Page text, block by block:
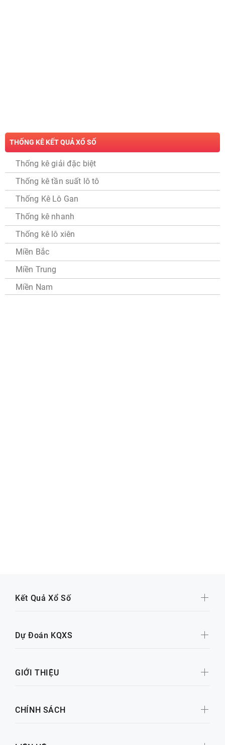
THỐNG KÊ KẾT QUẢ XỔ SỐ
Thống kê giải đặc biệt
Thống kê tần suất lô tô
Thống Kê Lô Gan
Thống kê nhanh
Thống kê lô xiên
Miền Bắc
Miền Trung
Miền Nam
Kết Quả Xổ Số
Dự Đoán KQXS
GIỚI THIỆU
CHÍNH SÁCH